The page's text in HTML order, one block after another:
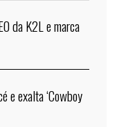
da K2L e marca
e exalta ‘Cowboy